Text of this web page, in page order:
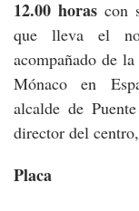
12.00 horas con
que lleva el
acompañado de
Mónaco en
alcalde de
director del
Placa